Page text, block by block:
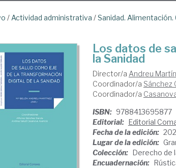
/ Actividad administrativa /Sanidad. Alimentación.
Los datos de
la Sanidad
Director/a Andreu
Coordinador/a Sánchez
Coordinador/a
ISBN: 9788413695877
Editorial: Editorial
Fecha de la edición:
Lugar de la edición:
Colección: Derecho de
Encuadernación: